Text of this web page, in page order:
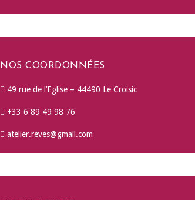
NOS COORDONNÉES
49 rue de l’Eglise – 44490 Le Croisic
+33 6 89 49 98 76
atelier.reves@gmail.com